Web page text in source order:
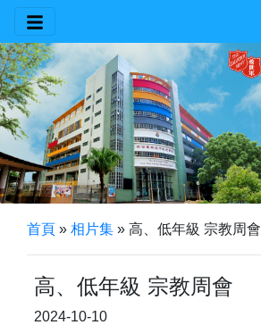
首頁 » 相片集 » 高、低年級 宗教周會
高、低年級 宗教周會
2024-10-10